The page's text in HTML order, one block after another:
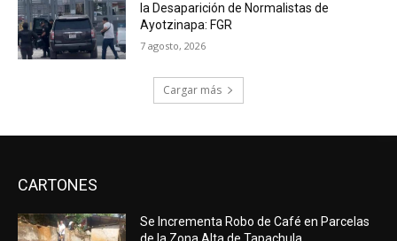
la Desaparición de Normalistas de
Ayotzinapa: FGR
7 agosto, 2026
Cargar más
CARTONES
Se Incrementa Robo de Café en Parcelas
de la Zona Alta de Tapachula